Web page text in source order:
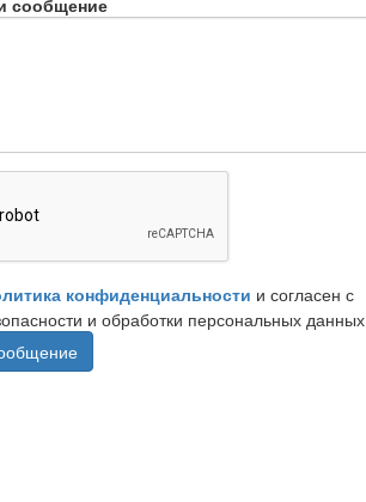
конфиденциальности и согласен с
и обработки персональных данных